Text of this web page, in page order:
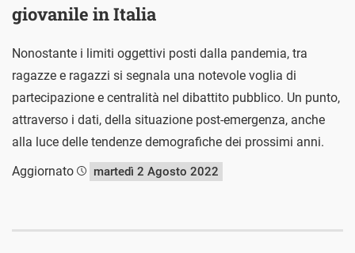
giovanile in Italia
Nonostante i limiti oggettivi posti dalla pandemia, tra
ragazze e ragazzi si segnala una notevole voglia di
partecipazione e centralità nel dibattito pubblico. Un punto,
attraverso i dati, della situazione post-emergenza, anche
alla luce delle tendenze demografiche dei prossimi anni.
Aggiornato
martedì 2 Agosto 2022